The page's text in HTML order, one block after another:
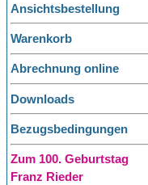
Ansichtsbestellung
Warenkorb
Abrechnung online
Downloads
Bezugsbedingungen
Zum 100. Geburtstag
Franz Rieder